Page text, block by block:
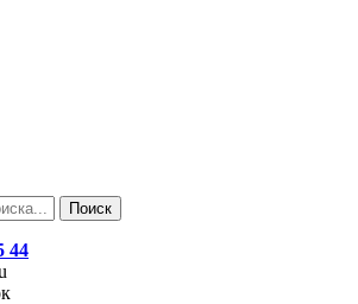
Поиск
44